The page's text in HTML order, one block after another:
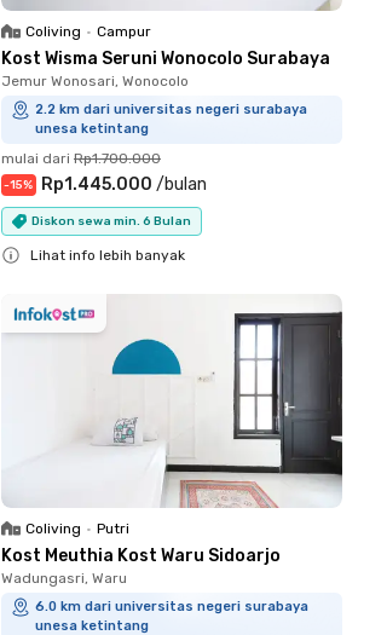
Coliving • Campur
Kost Wisma Seruni Wonocolo Surabaya
Jemur Wonosari, Wonocolo
2.2 km dari universitas negeri surabaya
unesa ketintang
mulai dari Rp1.700.000
-15% Rp1.445.000 /bulan
Diskon sewa min. 6 Bulan
Lihat info lebih banyak
Coliving • Putri
Kost Meuthia Kost Waru Sidoarjo
Wadungasri, Waru
6.0 km dari universitas negeri surabaya
unesa ketintang